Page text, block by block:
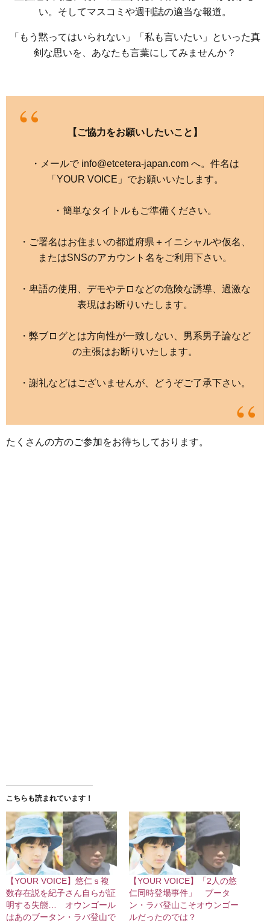
い。そしてマスコミや週刊誌の適当な報道。
「もう黙ってはいられない」「私も言いたい」といった真
剣な思いを、あなたも言葉にしてみませんか？
【ご協力をお願いしたいこと】
・メールで info@etcetera-japan.com へ。件名は
「YOUR VOICE」でお願いいたします。
・簡単なタイトルもご準備ください。
・ご署名はお住まいの都道府県＋イニシャルや仮名、
またはSNSのアカウント名をご利用下さい。
・卑語の使用、デモやテロなどの危険な誘導、過激な
表現はお断りいたします。
・弊ブログとは方向性が一致しない、男系男子論など
の主張はお断りいたします。
・謝礼などはございませんが、どうぞご了承下さい。
たくさんの方のご参加をお待ちしております。
こちらも読まれています！
【YOUR VOICE】悠仁ｓ複
数存在説を紀子さん自らが証
明する失態… オウンゴール
はあのブータン・ラバ登山で
【YOUR VOICE】「2人の悠
仁同時登場事件」 ブータ
ン・ラバ登山こそオウンゴー
ルだったのでは？